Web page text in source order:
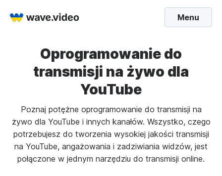
Menu
Oprogramowanie do
transmisji na żywo dla
YouTube
Poznaj potężne oprogramowanie do transmisji na
żywo dla YouTube i innych kanałów. Wszystko, czego
potrzebujesz do tworzenia wysokiej jakości transmisji
na YouTube, angażowania i zadziwiania widzów, jest
połączone w jednym narzędziu do transmisji online.